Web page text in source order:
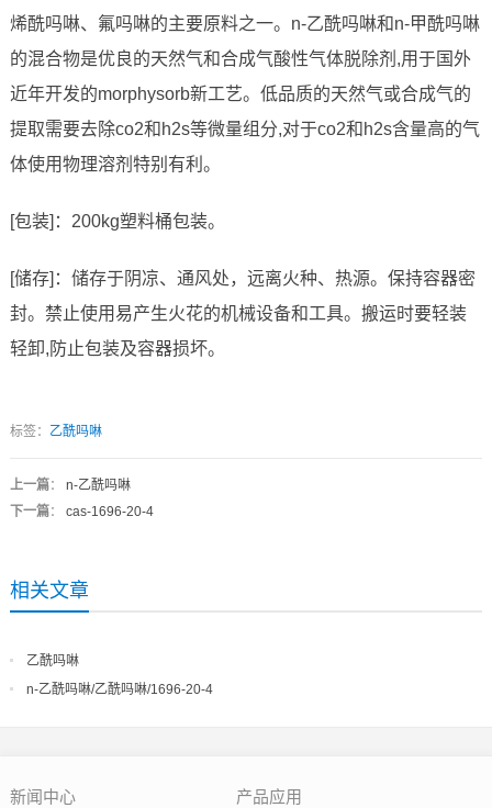
烯酰吗啉、氟吗啉的主要原料之一。n-乙酰吗啉和n-甲酰吗啉
的混合物是优良的天然气和合成气酸性气体脱除剂,用于国外
近年开发的morphysorb新工艺。低品质的天然气或合成气的
提取需要去除co2和h2s等微量组分,对于co2和h2s含量高的气
体使用物理溶剂特别有利。
[包装]：200kg塑料桶包装。
[储存]：储存于阴凉、通风处，远离火种、热源。保持容器密
封。禁止使用易产生火花的机械设备和工具。搬运时要轻装
轻卸,防止包装及容器损坏。
标签： 乙酰吗啉
上一篇： n-乙酰吗啉
下一篇： cas-1696-20-4
相关文章
乙酰吗啉
n-乙酰吗啉/乙酰吗啉/1696-20-4
新闻中心 产品应用